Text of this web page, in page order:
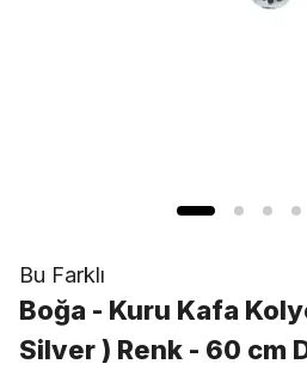
Bu Farklı
Boğa - Kuru Kafa
Silver ) Renk - 60 cm